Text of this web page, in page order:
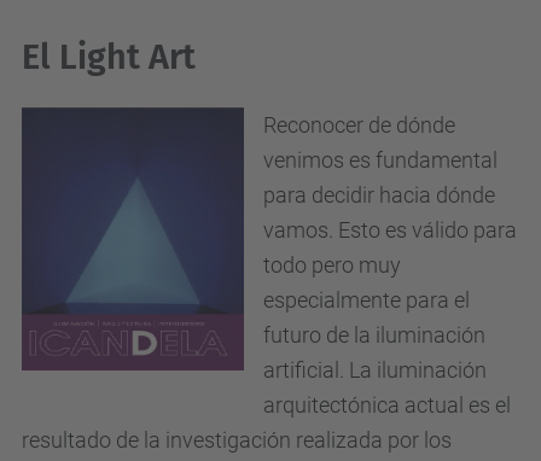
El Light Art
Reconocer de dónde
venimos es fundamental
para decidir hacia dónde
vamos. Esto es válido para
todo pero muy
especialmente para el
futuro de la iluminación
artificial. La iluminación
arquitectónica actual es el
resultado de la investigación realizada por los